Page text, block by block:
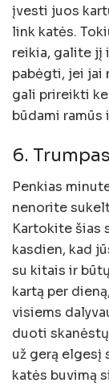
įvesti juos
link katės.
reikia, galite jį
pabėgti, jei jai
gali prireikti
būdami ramūs
6.
Penkias
nenorite
Kartokite šias
kasdien, kad
su kitais ir
kartą per
visiems
duoti
už gerą elgesį
katės buvimą